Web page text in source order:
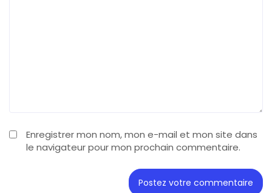
Enregistrer mon nom, mon e-mail et mon site dans
le navigateur pour mon prochain commentaire.